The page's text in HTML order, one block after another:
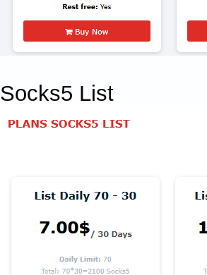
Socks5 List